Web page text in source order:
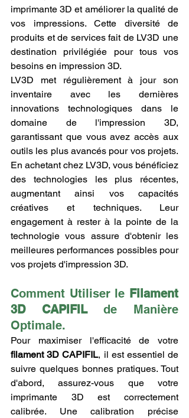
imprimante 3D et améliorer la qualité de
vos impressions. Cette diversité de
produits et de services fait de LV3D une
destination privilégiée pour tous vos
besoins en impression 3D.
LV3D met régulièrement à jour son
inventaire avec les dernières
innovations technologiques dans le
domaine de l'impression 3D,
garantissant que vous avez accès aux
outils les plus avancés pour vos projets.
En achetant chez LV3D, vous bénéficiez
des technologies les plus récentes,
augmentant ainsi vos capacités
créatives et techniques. Leur
engagement à rester à la pointe de la
technologie vous assure d'obtenir les
meilleures performances possibles pour
vos projets d'impression 3D.
Comment Utiliser le Filament
3D CAPIFIL de Manière
Optimale.
filament 3D CAPIFIL, il est essentiel de
suivre quelques bonnes pratiques. Tout
d'abord, assurez-vous que votre
imprimante 3D est correctement
calibrée. Une calibration précise